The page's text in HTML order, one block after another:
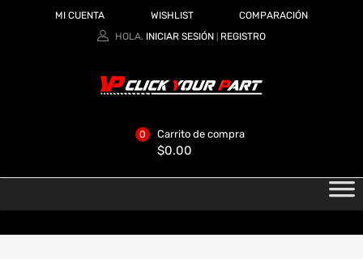
MI CUENTA WISHLIST
COMPARACIÓN
HOLA. INICIAR SESIÓN REGISTRO
Carrito de compra
$0.00
0